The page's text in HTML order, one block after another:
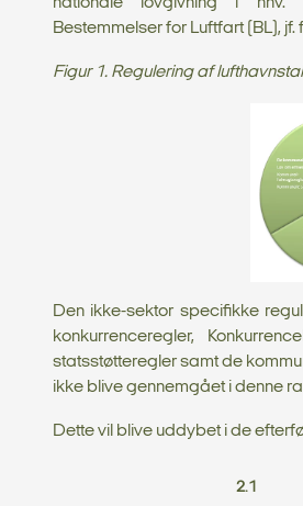
Bestemmelser for Luftfart (BL), jf.
Figur 1. Regulering af
Den ikke-sektor specifikke
konkurrenceregler,
statsstøtteregler samt de
ikke blive gennemgået i denne
Dette vil blive uddybet i de
2.1